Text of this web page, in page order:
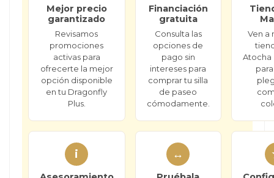
Mejor precio
garantizado
Revisamos
promociones
activas para
ofrecerte la mejor
opción disponible
en tu Dragonfly
Plus.
Financiación
gratuita
Consulta las
opciones de
pago sin
intereses para
comprar tu silla
de paseo
cómodamente.
Ven a
Atocha
i ↔